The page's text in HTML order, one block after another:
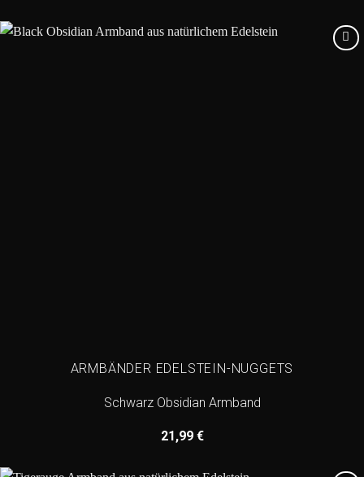
ARMBÄNDER EDELSTEIN-NUGGETS
Schwarz Obsidian Armband
21,99 €